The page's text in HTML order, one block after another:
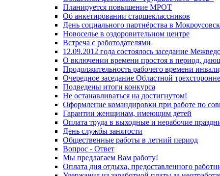
Планируется повышение МРОТ
Об анкетировании старшеклассников
День социального партнёрства в
Новоселье в оздоровительном центре
Встреча с работодателями
12.09.2012 года состоялось заседание
О включении времени простоя в период,
Продолжительность рабочего времени
Очередное заседание Областной
Подведены итоги конкурса
Не останавливаться на достигнутом!
Оформление командировки при работе по
Гарантии женщинам, имеющим детей
Оплата труда в выходные и нерабочие
День службы занятости
Общественные работы в летний период
Вопрос - Ответ
Мы предлагаем Вам работу!
Оплата дня отдыха, предоставленного